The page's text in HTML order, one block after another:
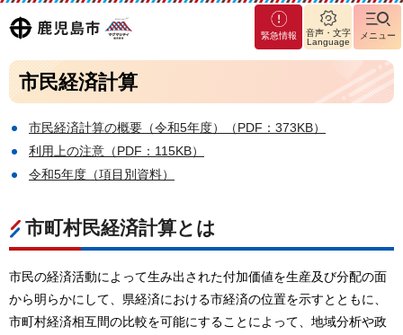
鹿児島
市
マグ
マシ
ティ
鹿児
島市
緊急情報
音声・文字
Language
メニュー
市民経済計算
市民経済計算の概要（令和5年度）（PDF：373KB）
利用上の注意（PDF：115KB）
令和5年度（項目別資料）
市町村民経済計算とは
市民の経済活動によって生み出された付加価値を生産及び分配の面
から明らかにして、県経済における市経済の位置を示すとともに、
市町村経済相互間の比較を可能にすることによって、地域分析や政